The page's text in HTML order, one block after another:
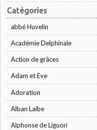
Catégories
abbé Huvelin
Académie Delphinale
Action de grâces
Adam et Eve
Adoration
Alban Laibe
Alphonse de Liguori